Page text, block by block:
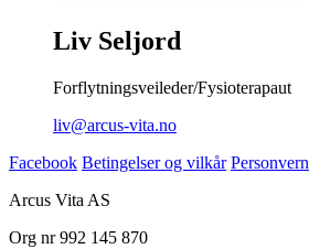
Liv Seljord
Forflytningsveileder/Fysioterapaut
liv@arcus-vita.no
Facebook Betingelser og vilkår Personvern
Arcus Vita AS
Org nr 992 145 870